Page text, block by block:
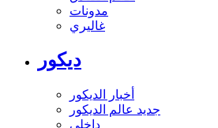
مدونات
غاليري
ديكور
أخبار الديكور
جديد عالم الديكور
داخلي